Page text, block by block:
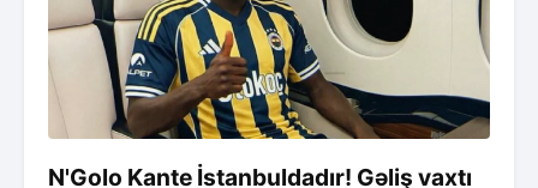
N'Golo Kante İstanbuldadır! Gəliş vaxtı